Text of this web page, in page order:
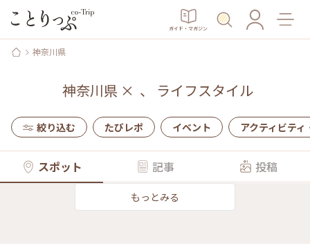
ガイド・マガジン
神奈川県
神奈川県 × 、 ライフスタイル
絞り込む たびレポ イベント アクティビティ
スポット 記事 投稿
もっとみる